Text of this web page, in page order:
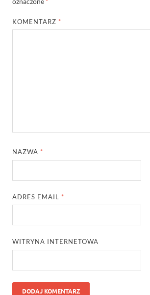
KOMENTARZ *
NAZWA *
ADRES EMAIL *
WITRYNA INTERNETOWA